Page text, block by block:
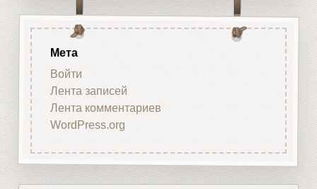
Мета
Войти
Лента записей
Лента комментариев
WordPress.org